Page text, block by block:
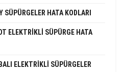
SÜPÜRGELER HATA KODLARI
ELEKTRIKLI SÜPÜRGE HATA
ELEKTRIKLI SÜPÜRGELER